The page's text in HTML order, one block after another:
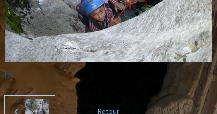
jns
Retour